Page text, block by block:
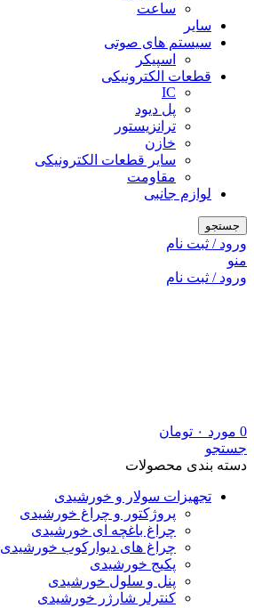
ساعت
سایر
سیستم های صوتی
اسپیکر
قطعات الکترونیکی
IC
پل دیود
ترانزیستور
خازن
سایر قطعات الکترونیکی
مقاومت
لوازم جانبی
جستجو
ورود / ثبت نام
منو
ورود / ثبت نام
0 مورد ۰ تومان
جستجو
دسته بندی محصولات
تجهیزات سولار و خورشیدی
پروژکتور و چراغ خورشیدی
چراغ باغچه ای خورشیدی
چراغ های دیوارکوب خورشیدی
پکیج خورشیدی
پنل و سلول خورشیدی
کنترلر شارژر خورشیدی